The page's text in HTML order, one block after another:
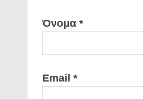
Όνομα *
Email *